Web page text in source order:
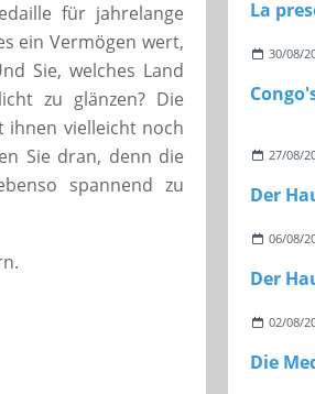
für jahrelange
ein Vermögen wert,
Sie, welches Land
zu glänzen? Die
ihnen vielleicht noch
Sie dran, denn die
spannend zu
30/08/
27/08/
06/08/
02/08/